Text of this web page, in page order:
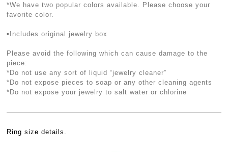
*We have two popular colors available. Please choose your
favorite color.
▪︎Includes original jewelry box
Please avoid the following which can cause damage to the
piece:
*Do not use any sort of liquid “jewelry cleaner”
*Do not expose pieces to soap or any other cleaning agents
*Do not expose your jewelry to salt water or chlorine
Ring size details.